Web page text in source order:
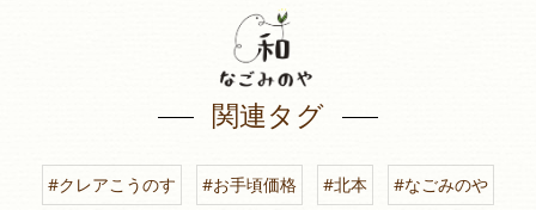
関連タグ
#クレアこうのす #お手頃価格 #北本 #なごみのや